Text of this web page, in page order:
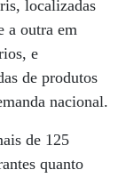
localizadas
a outra em
e
de produtos
nacional.
de 125
quanto